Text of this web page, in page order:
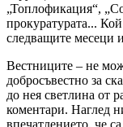
„Топлофикация“,
прокуратурата...
следващите месеци
Вестниците – не
добросъвестно за
до нея светлина от
коментари. Наглед